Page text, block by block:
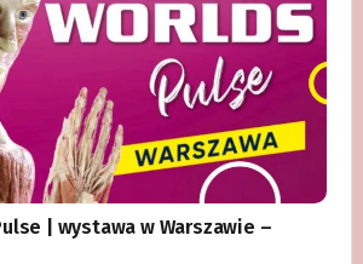
| wystawa w Warszawie –